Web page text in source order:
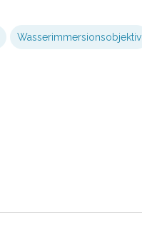
Wasserimmersionsobjektiv